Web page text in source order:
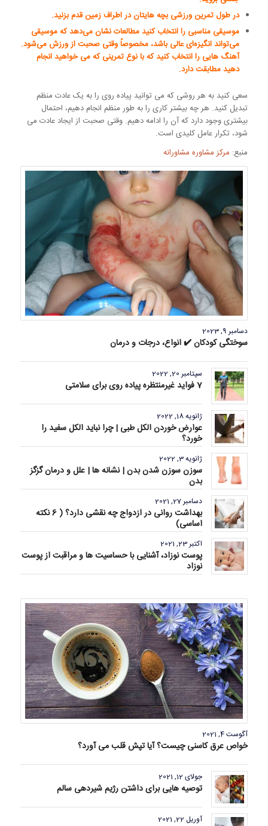
در طول تمرین ورزشی بچه هایتان در اطراف زمین قدم بزنید.
موسیقی مناسبی را انتخاب کنید مطالعات نشان می‌دهد که موسیقی
می‌تواند انگیزه‌ای عالی باشد، مخصوصاً وقتی صحبت از ورزش می‌شود.
آهنگ هایی را انتخاب کنید که با نوع تمرینی که می خواهید انجام
دهید مطابقت دارد.
سعی کنید به هر روشی که می توانید پیاده روی را به یک عادت منظم
تبدیل کنید. هر چه بیشتر کاری را به طور منظم انجام دهیم، احتمال
بیشتری وجود دارد که آن را ادامه دهیم. وقتی صحبت از ایجاد عادت می
شود، تکرار عامل کلیدی است.
منبع: مرکز مشاوره مشاورانه
دسامبر 9, 2023
سوختگی کودکان ✔️ انواع، درجات و درمان
سپتامبر 20, 2022
7 فواید غیرمنتظره پیاده روی برای سلامتی
ژانویه 18, 2022
عوارض خوردن الکل طبی | چرا نباید الکل سفید را
خورد؟
ژانویه 3, 2022
سوزن سوزن شدن بدن | نشانه ها | علل و درمان گزگز
بدن
دسامبر 27, 2021
بهداشت روانی در ازدواج چه نقشی دارد؟ ( 6 نکته
اساسی)
اکتبر 23, 2021
پوست نوزاد، آشنایی با حساسیت ها و مراقبت از پوست
نوزاد
آگوست 4, 2021
خواص عرق کاسنی چیست؟ آیا تپش قلب می آورد؟
جولای 12, 2021
توصیه هایی برای داشتن رژیم شیردهی سالم
آوریل 22, 2021